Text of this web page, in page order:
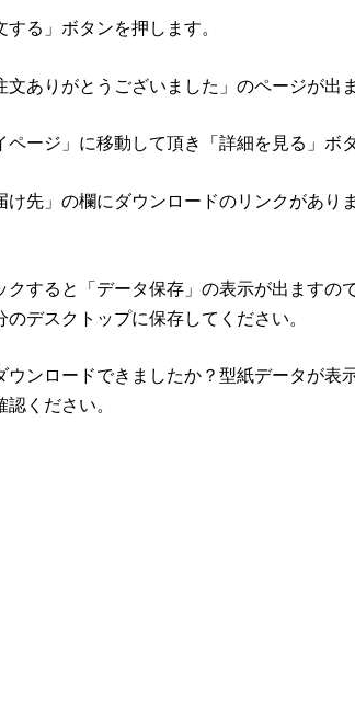
る」ボタンを押します。
ありがとうございました」のページが出ま
ージ」に移動して頂き「詳細を見る」ボ
先」の欄にダウンロードのリンクがあり
すると「データ保存」の表示が出ますの
のデスクトップに保存してください。
ウンロードできましたか？型紙データが表
ください。